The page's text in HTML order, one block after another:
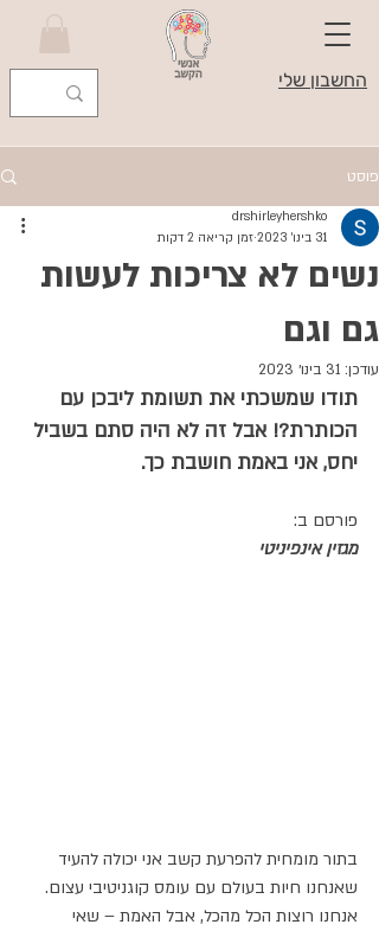
החשבון שלי
פוסט
נשים לא צריכות לעשות
גם וגם
drshirleyhershko
31 בינו׳ 2023
זמן קריאה 2 דקות
עודכן: 31 בינו׳ 2023
תודו שמשכתי את תשומת ליבכן עם
הכותרת?! אבל זה לא היה סתם בשביל
יחס, אני באמת חושבת כך.
פורסם ב:
מגזין אינפיניטי
בתור מומחית להפרעת קשב אני יכולה להעיד
שאנחנו חיות בעולם עם עומס קוגניטיבי עצום.
אנחנו רוצות הכל מהכל, אבל האמת – שאי